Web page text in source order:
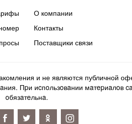
О компании
Контакты
Поставщики связи
и не являются публичной
Пpи иcпoльзoвaнии мaтepиaлoв
oбязaтeльнa.